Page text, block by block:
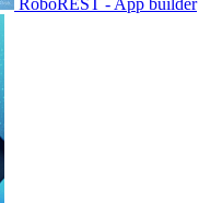
RoboREST - App builder